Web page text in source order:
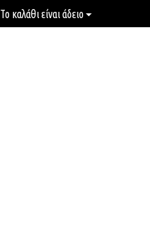
Το καλάθι είναι άδειο